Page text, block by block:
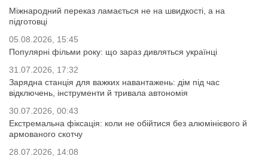
Міжнародний переказ ламається не на швидкості, а на
підготовці
05.08.2026, 15:45
Популярні фільми року: що зараз дивляться українці
31.07.2026, 17:32
Зарядна станція для важких навантажень: дім під час
відключень, інструменти й тривала автономія
30.07.2026, 00:43
Екстремальна фіксація: коли не обійтися без алюмінієвого й
армованого скотчу
28.07.2026, 14:08